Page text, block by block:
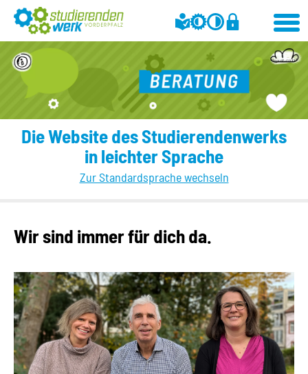
Die Website des Studierendenwerks
in leichter Sprache
Zur Standardsprache wechseln
Wir sind immer für dich da.